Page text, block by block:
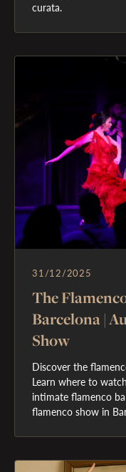
31/12/2025
The
Barcelona |
Show
Discover the
Learn where to
intimate flamenco